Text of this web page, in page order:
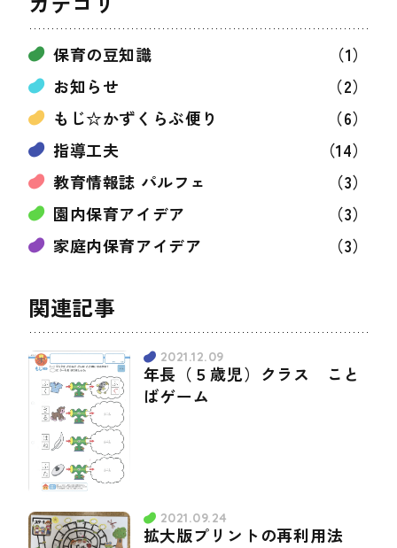
保育の豆知識
（1）
お知らせ
（2）
もじ☆かずくらぶ便り
（6）
指導工夫
（14）
教育情報誌 パルフェ
（3）
園内保育アイデア
（3）
家庭内保育アイデア
（3）
関連記事
2021.12.09
年長（５歳児）クラス こと
ばゲーム
2021.09.24
拡大版プリントの再利用法